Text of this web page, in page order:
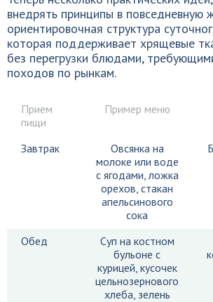
внедрять принципы в повседневную
ориентировочная структура
которая поддерживает хрящевые
без перегрузки блюдами,
походов по рынкам.
Прием
пищи
Пример меню
Завтрак
Овсянка на
молоке или воде
с ягодами, ложка
орехов, стакан
апельсинового
сока
Обед
Суп на костном
бульоне с
курицей, кусочек
цельнозернового
хлеба, зелень